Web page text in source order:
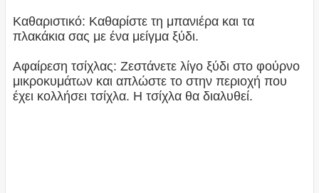
Καθαριστικό: Καθαρίστε τη μπανιέρα και τα
πλακάκια σας με ένα μείγμα ξύδι.
Αφαίρεση τσίχλας: Ζεστάνετε λίγο ξύδι στο φούρνο
μικροκυμάτων και απλώστε το στην περιοχή που
έχει κολλήσει τσίχλα. Η τσίχλα θα διαλυθεί.